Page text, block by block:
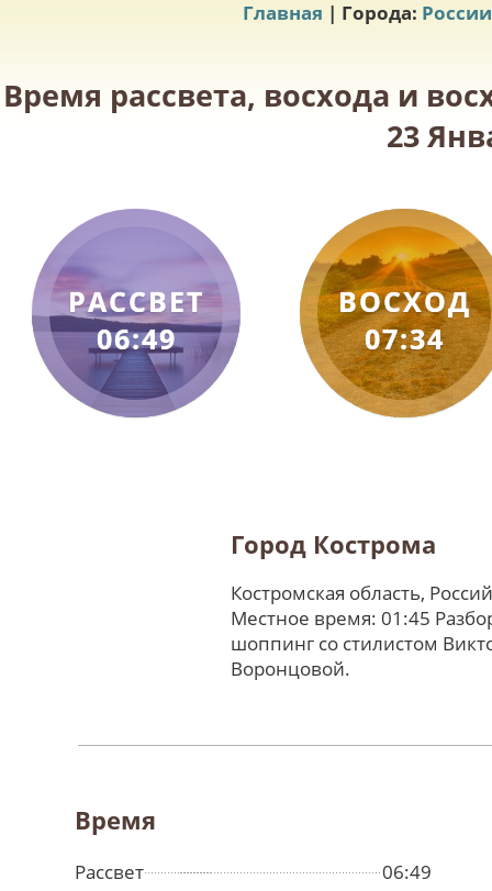
Главная | Города: России
Время рассвета, восхода и
23
РАССВЕТ
06:49
ВОСХОД
07:34
Город Кострома
Костромская область,
Местное время: 01:45
шоппинг со стилистом
Воронцовой.
Время
Рассвет
06:49